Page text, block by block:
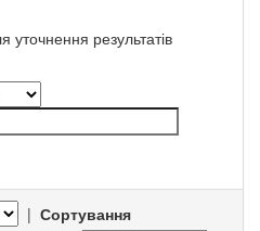
уточнення результатів
| Сортування